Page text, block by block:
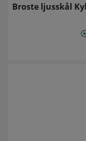
Broste ljusskål